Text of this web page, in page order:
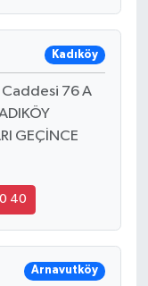
Kadıköy
76 A
GEÇİNCE
40
Arnavutköy